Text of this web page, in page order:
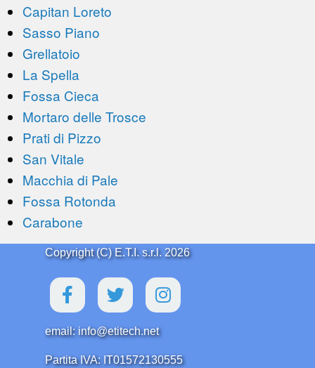
Capitan Loreto
Sasso Piano
Grellatoio
La Spella
Fossa Cieca
Mortaro delle Trosce
Prati di Pizzo
San Vitale
Macchia di Pale
Fossa Rotonda
Carabone
Copyright (C) E.T.I. s.r.l. 2026
email: info@etitech.net
Partita IVA: IT01572130555